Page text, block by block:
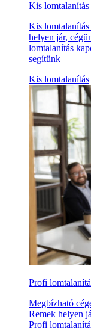
Kis lomtalanítás
Kis lomtalanítás
helyen jár,
lomtalanítás
segítünk
Kis lomtalanítás
Profi
Megbízható
Remek helyen
Profi